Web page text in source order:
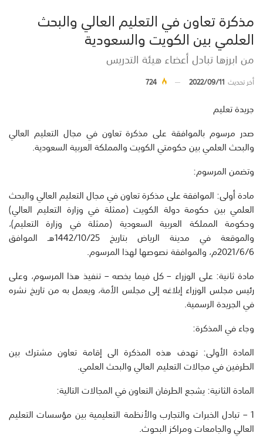
مذكرة تعاون في التعليم العالي والبحث
العلمي بين الكويت والسعودية
من ابرزها تبادل أعضاء هيئة التدريس
أخر تحديث 2022/09/11
724
جريدة تعليم
صدر مرسوم بالموافقة على مذكرة تعاون في مجال التعليم العالي
والبحث العلمي بين حكومتي الكويت والمملكة العربية السعودية.
وتضمن المرسوم:
مادة أولى: الموافقة على مذكرة تعاون في مجال التعليم العالي والبحث
العلمي بين حكومة دولة الكويت (ممثلة في وزارة التعليم العالي)
وحكومة المملكة العربية السعودية (ممثلة في وزارة التعليم)،
والموقعة في مدينة الرياض بتاريخ 1442/10/25هـ الموافق
2021/6/6م، والموافقة نصوصها لهذا المرسوم.
مادة ثانية: على الوزراء – كل فيما يخصه – تنفيذ هذا المرسوم، وعلى
رئيس مجلس الوزراء إبلاغه إلى مجلس الأمة، ويعمل به من تاريخ نشره
في الجريدة الرسمية.
وجاء في المذكرة:
المادة الأولى: تهدف هذه المذكرة الى إقامة تعاون مشترك بين
الطرفين في مجالات التعليم العالي والبحث العلمي.
المادة الثانية: يشجع الطرفان التعاون في المجالات التالية:
1 – تبادل الخبرات والتجارب والأنظمة التعليمية بين مؤسسات التعليم
العالي والجامعات ومراكز البحوث.